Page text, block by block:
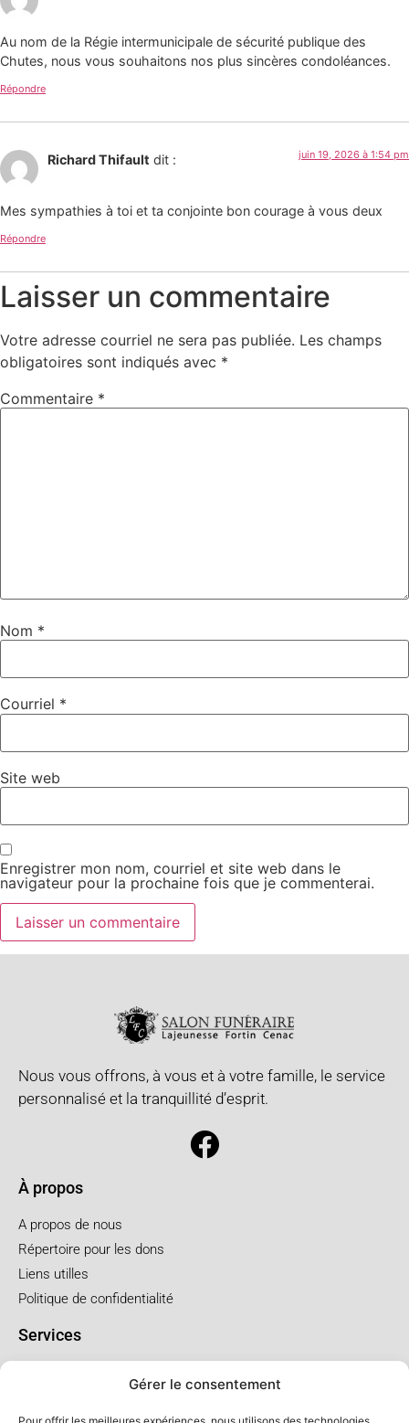
Gérer le consentement
Au nom de la Régie intermunicipale de sécurité publique des
Chutes, nous vous souhaitons nos plus sincères condoléances.
Répondre
Richard Thifault dit : juin 19, 2026 à 1:54 pm
Mes sympathies à toi et ta conjointe bon courage à vous deux
Répondre
Laisser un commentaire
Votre adresse courriel ne sera pas publiée. Les champs
obligatoires sont indiqués avec *
Commentaire *
Nom *
Courriel *
Site web
Enregistrer mon nom, courriel et site web dans le
navigateur pour la prochaine fois que je commenterai.
Nous vous offrons, à vous et à votre famille, le service
personnalisé et la tranquillité d’esprit.
À propos
A propos de nous
Répertoire pour les dons
Liens utilles
Politique de confidentialité
Services